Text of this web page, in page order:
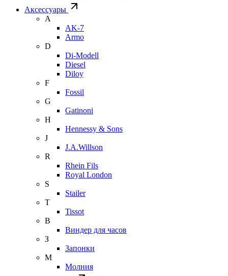
Аксессуары
A
AK-7
Armo
D
Di-Modell
Diesel
Diloy
F
Fossil
G
Gatinoni
H
Hennessy & Sons
J
J.A.Willson
R
Rhein Fils
Royal London
S
Stailer
T
Tissot
В
Виндер для часов
З
Запонки
М
Молния